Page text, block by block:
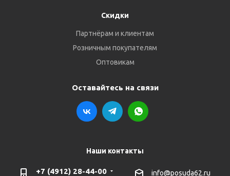
Скидки
Партнёрам и клиентам
Розничным покупателям
Оптовикам
Оставайтесь на связи
Наши контакты
+7 (4912) 28-44-00 info@posuda62.ru